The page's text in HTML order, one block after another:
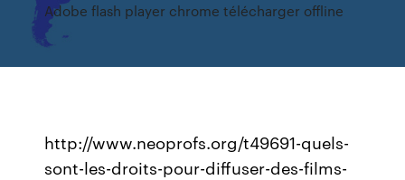
Adobe flash player chrome télécharger offline
http://www.neoprofs.org/t49691-quels-
sont-les-droits-pour-diffuser-des-films-